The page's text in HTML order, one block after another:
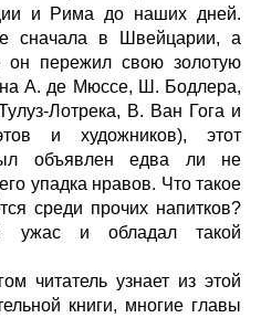
и Рима до наших дней.
сначала в Швейцарии, а
он пережил свою золотую
А. де Мюссе, Ш. Бодлера,
Лотрека, В. Ван Гога и
и художников), этот
объявлен едва ли не
упадка нравов. Что такое
среди прочих напитков?
ужас и обладал такой
читатель узнает из этой
книги, многие главы